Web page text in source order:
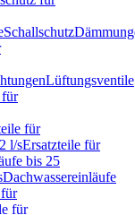
Schallschutz
Lüftungsventile
für
für
l/sErsatzteile für
bis 25
Dachwassereinläufe
für